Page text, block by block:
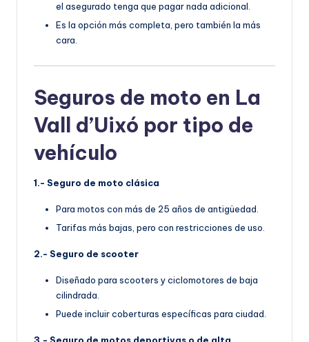
el asegurado tenga que pagar nada adicional.
Es la opción más completa, pero también la más
cara.
Seguros de moto en La
Vall d’Uixó por tipo de
vehículo
1.- Seguro de moto clásica
Para motos con más de 25 años de antigüedad.
Tarifas más bajas, pero con restricciones de uso.
2.- Seguro de scooter
Diseñado para scooters y ciclomotores de baja
cilindrada.
Puede incluir coberturas específicas para ciudad.
3.- Seguro de motos deportivas o de alta